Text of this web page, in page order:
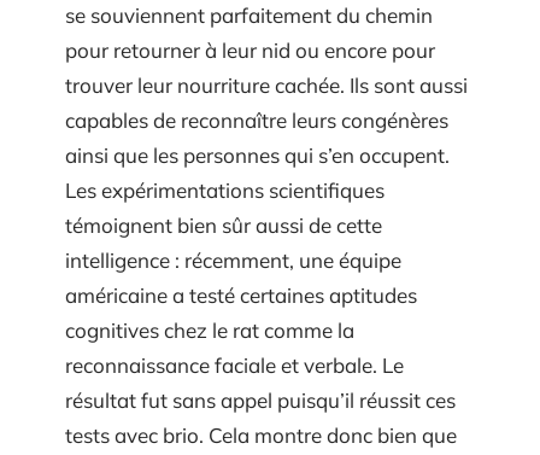
se souviennent parfaitement du chemin
pour retourner à leur nid ou encore pour
trouver leur nourriture cachée. Ils sont aussi
capables de reconnaître leurs congénères
ainsi que les personnes qui s’en occupent.
Les expérimentations scientifiques
témoignent bien sûr aussi de cette
intelligence : récemment, une équipe
américaine a testé certaines aptitudes
cognitives chez le rat comme la
reconnaissance faciale et verbale. Le
résultat fut sans appel puisqu’il réussit ces
tests avec brio. Cela montre donc bien que